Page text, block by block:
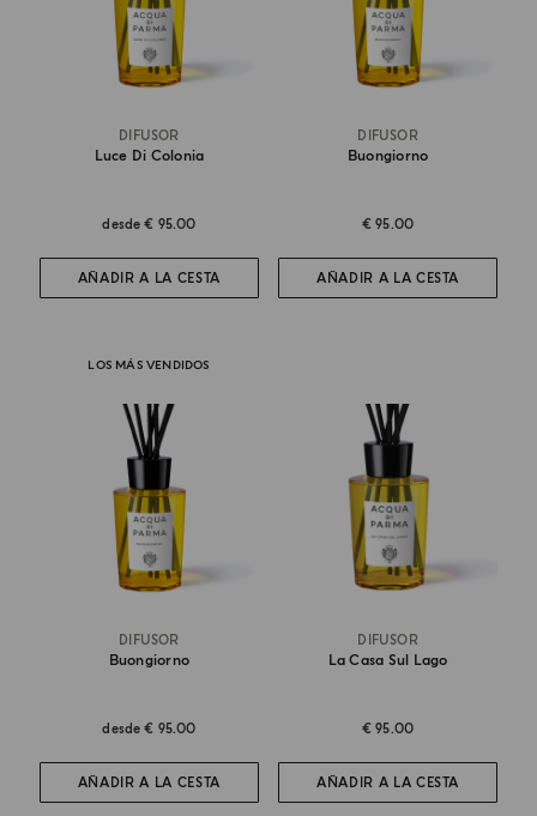
DIFUSOR
Luce Di Colonia
desde€ 95.00
AÑADIR A LA CESTA
DIFUSOR
Buongiorno
€ 95.00
AÑADIR A LA CESTA
LOS MÁS VENDIDOS
DIFUSOR
Buongiorno
desde€ 95.00
AÑADIR A LA CESTA
DIFUSOR
La Casa Sul Lago
€ 95.00
AÑADIR A LA CESTA